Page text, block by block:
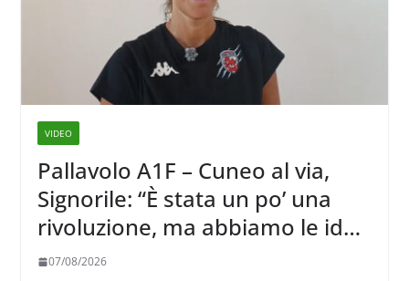
VIDEO
Pallavolo A1F – Cuneo al via,
Signorile: “È stata un po’ una
rivoluzione, ma abbiamo le idee
chiare siu cosa vogliamo fare”
07/08/2026